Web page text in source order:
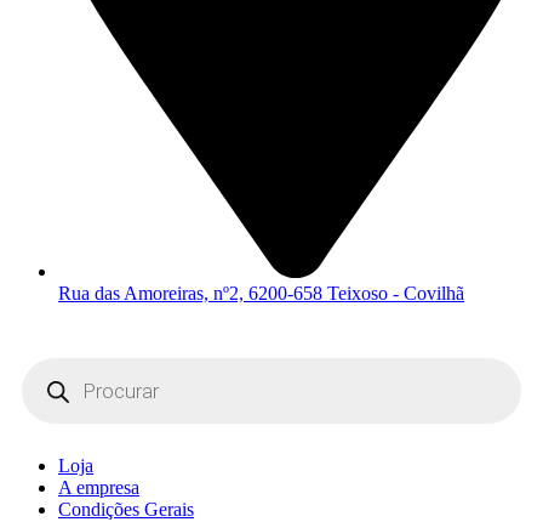
Rua das Amoreiras, nº2, 6200-658 Teixoso - Covilhã
search
Loja
A empresa
Condições Gerais